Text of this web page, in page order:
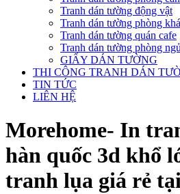
Tranh dán tường động vật
Tranh dán tường phòng
Tranh dán tường quán cafe
Tranh dán tường phòng ngủ
GIẤY DÁN TƯỜNG
THI CÔNG TRANH DÁN
TIN TỨC
LIÊN HỆ
Morehome- In
hàn quốc 3d khổ
tranh lụa giá rẻ